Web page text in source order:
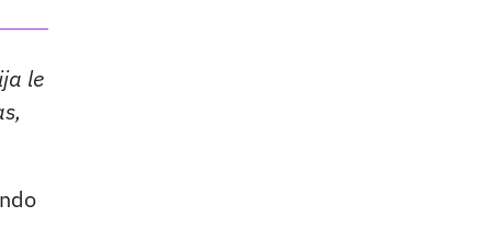
le